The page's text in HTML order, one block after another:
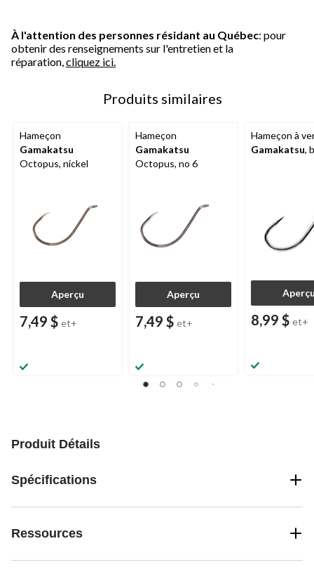
À l'attention des personnes résidant au Québec: pour
obtenir des renseignements sur l'entretien et la
réparation, cliquez ici.
Produits similaires
Hameçon
Gamakatsu
Octopus, nickel
Aperçu
7,49 $ et+
Hameçon
Gamakatsu
Octopus, no 6
Aperçu
7,49 $ et+
Hameçon à
Gamakatsu,
8,99 $ et+
Produit Détails
Spécifications
Ressources